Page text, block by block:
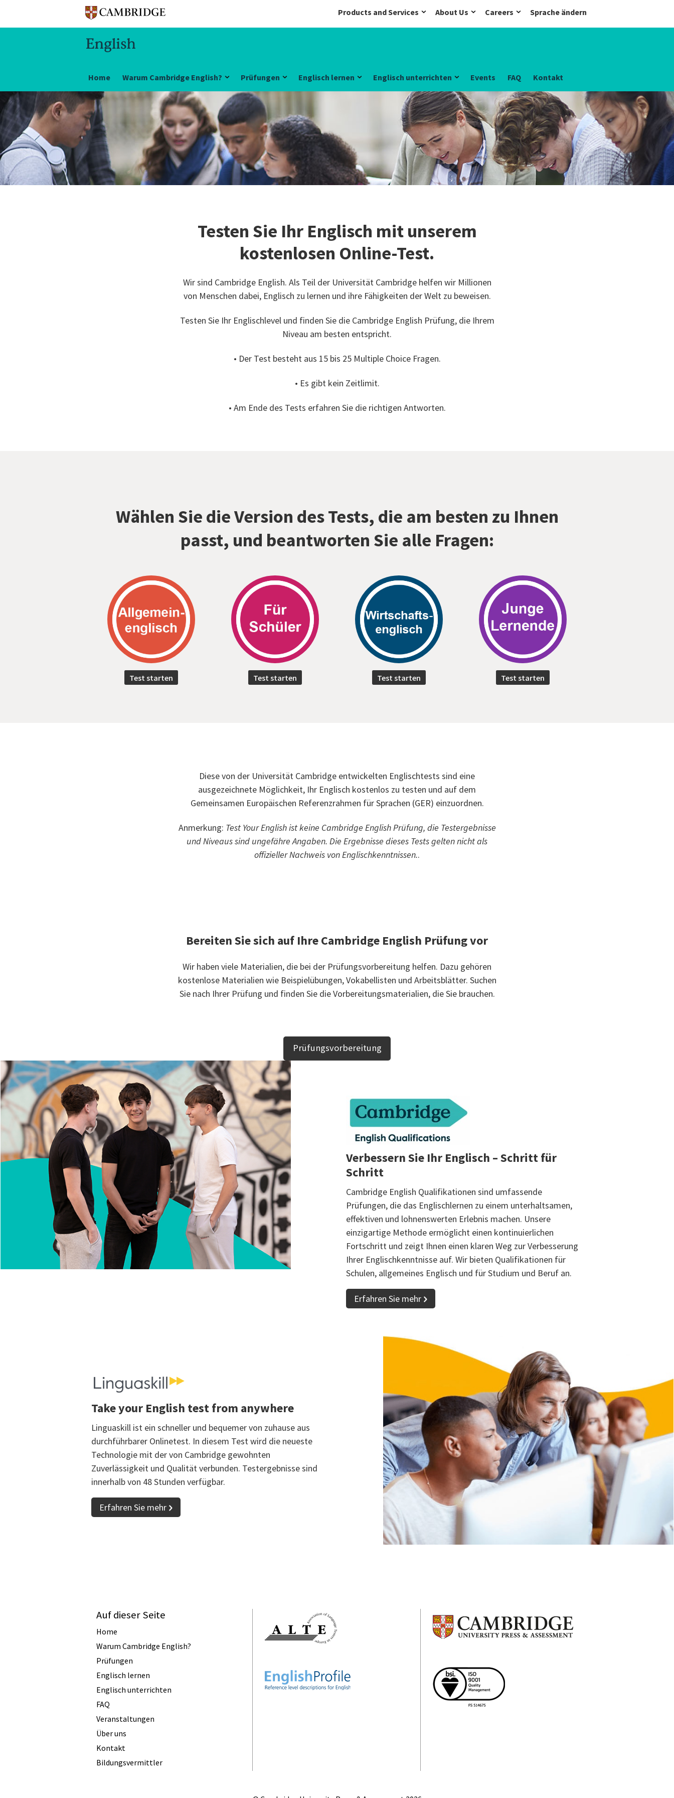
Products and Services About Us Careers Sprache ändern
Home Warum Cambridge English? Prüfungen Englisch lernen Englisch unterrichten Events FAQ Kontakt
Testen Sie Ihr Englisch mit unserem
kostenlosen Online-Test.
Wir sind Cambridge English. Als Teil der Universität Cambridge helfen wir Millionen
von Menschen dabei, Englisch zu lernen und ihre Fähigkeiten der Welt zu beweisen.
Testen Sie Ihr Englischlevel und finden Sie die Cambridge English Prüfung, die Ihrem
Niveau am besten entspricht.
• Der Test besteht aus 15 bis 25 Multiple Choice Fragen.
• Es gibt kein Zeitlimit.
• Am Ende des Tests erfahren Sie die richtigen Antworten.
Wählen Sie die Version des Tests, die am besten zu Ihnen
passt, und beantworten Sie alle Fragen:
Test starten Test starten Test starten Test starten
Diese von der Universität Cambridge entwickelten Englischtests sind eine
ausgezeichnete Möglichkeit, Ihr Englisch kostenlos zu testen und auf dem
Gemeinsamen Europäischen Referenzrahmen für Sprachen (GER) einzuordnen.
Anmerkung: Test Your English ist keine Cambridge English Prüfung, die Testergebnisse
und Niveaus sind ungefähre Angaben. Die Ergebnisse dieses Tests gelten nicht als
offizieller Nachweis von Englischkenntnissen..
Bereiten Sie sich auf Ihre Cambridge English Prüfung vor
Wir haben viele Materialien, die bei der Prüfungsvorbereitung helfen. Dazu gehören
kostenlose Materialien wie Beispielübungen, Vokabellisten und Arbeitsblätter. Suchen
Sie nach Ihrer Prüfung und finden Sie die Vorbereitungsmaterialien, die Sie brauchen.
Prüfungsvorbereitung
Verbessern Sie Ihr Englisch – Schritt für
Schritt
Cambridge English Qualifikationen sind umfassende
Prüfungen, die das Englischlernen zu einem unterhaltsamen,
effektiven und lohnenswerten Erlebnis machen. Unsere
einzigartige Methode ermöglicht einen kontinuierlichen
Fortschritt und zeigt Ihnen einen klaren Weg zur Verbesserung
Ihrer Englischkenntnisse auf. Wir bieten Qualifikationen für
Schulen, allgemeines Englisch und für Studium und Beruf an.
Erfahren Sie mehr
Take your English test from anywhere
Linguaskill ist ein schneller und bequemer von zuhause aus
durchführbarer Onlinetest. In diesem Test wird die neueste
Technologie mit der von Cambridge gewohnten
Zuverlässigkeit und Qualität verbunden. Testergebnisse sind
innerhalb von 48 Stunden verfügbar.
Erfahren Sie mehr
Auf dieser Seite
Home
Warum Cambridge English?
Prüfungen
Englisch lernen
Englisch unterrichten
FAQ
Veranstaltungen
Über uns
Kontakt
Bildungsvermittler